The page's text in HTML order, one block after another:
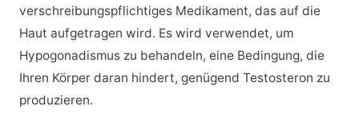
verschreibungspflichtiges Medikament, das auf die
Haut aufgetragen wird. Es wird verwendet, um
Hypogonadismus zu behandeln, eine Bedingung, die
Ihren Körper daran hindert, genügend Testosteron zu
produzieren.